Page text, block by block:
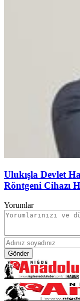
Ulukışla Devlet
Röntgeni Cihazı
Yorumlar
Gönder